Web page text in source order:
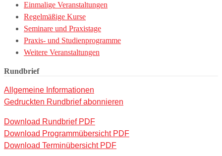
Einmalige Veranstaltungen
Regelmäßige Kurse
Seminare und Praxistage
Praxis- und Studienprogramme
Weitere Veranstaltungen
Rundbrief
Allgemeine Informationen
Gedruckten Rundbrief abonnieren
Download Rundbrief PDF
Download Programmübersicht PDF
Download Terminübersicht PDF